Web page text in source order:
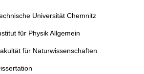
Universität Chemnitz
für Physik Allgemein
für Naturwissenschaften